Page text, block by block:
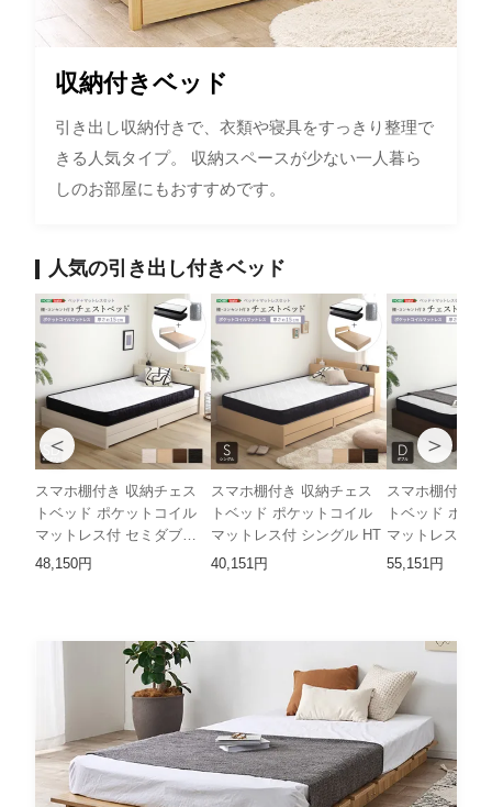
収納付きベッド
引き出し収納付きで、衣類や寝具をすっきり整理で
きる人気タイプ。 収納スペースが少ない一人暮ら
しのお部屋にもおすすめです。
人気の引き出し付きベッド
スマホ棚付き 収納チェス
トベッド ポケットコイル
マットレス付 セミダブル
HT
48,150円
スマホ棚付き 収納チェス
トベッド ポケットコイル
マットレス付 シングル HT
40,151円
スマホ棚付き
トベッド ポケ
マットレス付
55,151円
＜ ＞